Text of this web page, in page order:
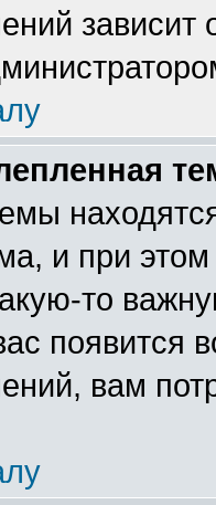
зависит
и при
то
появится
вам